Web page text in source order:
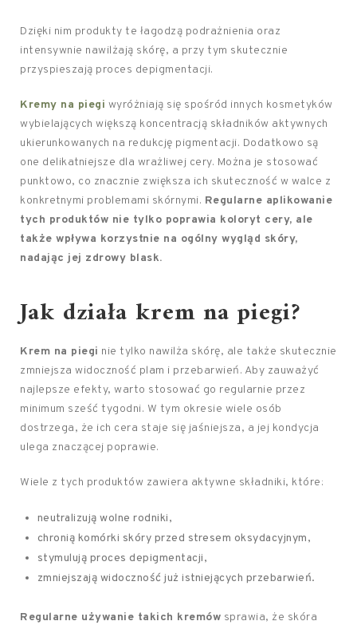
Dzięki nim produkty te łagodzą podrażnienia oraz
intensywnie nawilżają skórę, a przy tym skutecznie
przyspieszają proces depigmentacji.
Kremy na piegi wyróżniają się spośród innych kosmetyków
wybielających większą koncentracją składników aktywnych
ukierunkowanych na redukcję pigmentacji. Dodatkowo są
one delikatniejsze dla wrażliwej cery. Można je stosować
punktowo, co znacznie zwiększa ich skuteczność w walce z
konkretnymi problemami skórnymi. Regularne aplikowanie
tych produktów nie tylko poprawia koloryt cery, ale
także wpływa korzystnie na ogólny wygląd skóry,
nadając jej zdrowy blask.
Jak działa krem na piegi?
Krem na piegi nie tylko nawilża skórę, ale także skutecznie
zmniejsza widoczność plam i przebarwień. Aby zauważyć
najlepsze efekty, warto stosować go regularnie przez
minimum sześć tygodni. W tym okresie wiele osób
dostrzega, że ich cera staje się jaśniejsza, a jej kondycja
ulega znaczącej poprawie.
Wiele z tych produktów zawiera aktywne składniki, które:
neutralizują wolne rodniki,
chronią komórki skóry przed stresem oksydacyjnym,
stymulują proces depigmentacji,
zmniejszają widoczność już istniejących przebarwień.
Regularne używanie takich kremów sprawia, że skóra